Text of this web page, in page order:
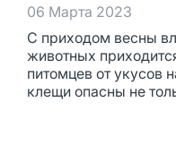
06 Марта 2023
С приходом весны
животных
питомцев от укусов
клещи опасны не